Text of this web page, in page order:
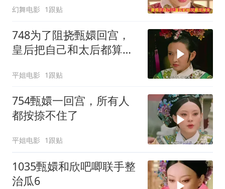
幻舞电影 1跟贴
748为了阻挠甄嬛回宫，
皇后把自己和太后都算计
平姐电影 1跟贴
754甄嬛一回宫，所有人
都按捺不住了
平姐电影 1跟贴
1035甄嬛和欣吧唧联手整
治瓜6